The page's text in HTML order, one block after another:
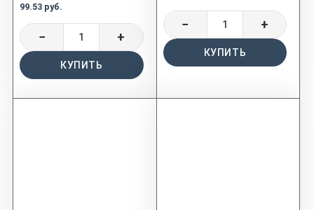
99.53 руб.
− +
КУПИТЬ
− +
КУПИТЬ